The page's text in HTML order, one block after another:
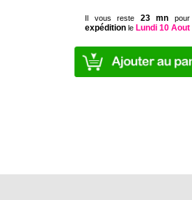
Il vous reste 23 mn pour
expédition le Lundi 10 Aout